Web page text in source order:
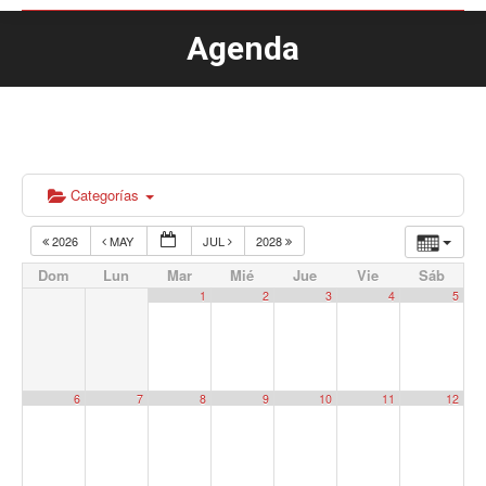
Agenda
Estás aquí:
Categorías
2026 MAY JUL 2028
Dom Lun Mar Mié Jue Vie Sáb
1 2 3 4 5
6 7 8 9 10 11 12